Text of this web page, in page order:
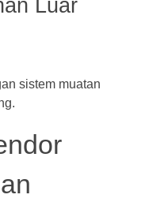
Luar
sistem muatan